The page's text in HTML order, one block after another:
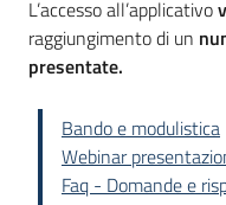
L’accesso all’applicativo
raggiungimento di un
presentate.
Bando e modulistica
Webinar
Faq - Domande e